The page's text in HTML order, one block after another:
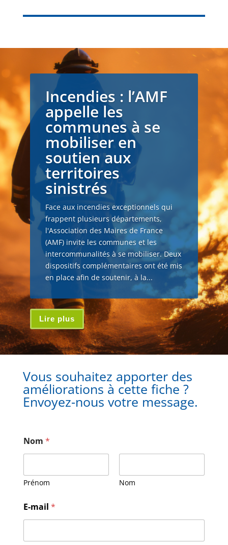
Incendies : l’AMF
appelle les
communes à se
mobiliser en
soutien aux
territoires
sinistrés
Face aux incendies exceptionnels qui
frappent plusieurs départements,
l'Association des Maires de France
(AMF) invite les communes et les
intercommunalités à se mobiliser. Deux
dispositifs complémentaires ont été mis
en place afin de soutenir, à la...
Lire plus
Vous souhaitez apporter des
améliorations à cette fiche ?
Envoyez-nous votre message.
Nom *
Prénom Nom
-
m
i
E-mail *